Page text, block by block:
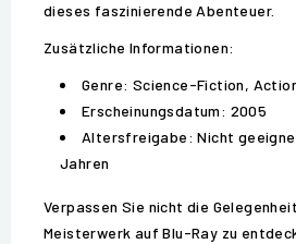
dieses faszinierende Abenteuer.
Zusätzliche Informationen:
Genre: Science-Fiction,
Erscheinungsdatum: 2005
Altersfreigabe: Nicht
Jahren
Verpassen Sie nicht die
Meisterwerk auf Blu-Ray zu